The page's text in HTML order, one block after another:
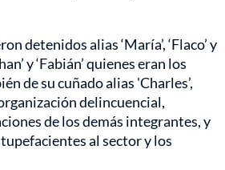
detenidos alias ‘María’, ‘Flaco’ y
y ‘Fabián’ quienes eran los
de su cuñado alias 'Charles’,
delincuencial,
de los demás integrantes, y
al sector y los